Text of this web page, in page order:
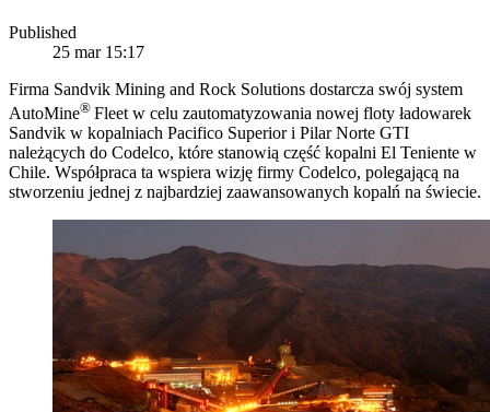
Published
25 mar 15:17
Firma Sandvik Mining and Rock Solutions dostarcza swój system
AutoMine® Fleet w celu zautomatyzowania nowej floty ładowarek
Sandvik w kopalniach Pacifico Superior i Pilar Norte GTI
należących do Codelco, które stanowią część kopalni El Teniente w
Chile. Współpraca ta wspiera wizję firmy Codelco, polegającą na
stworzeniu jednej z najbardziej zaawansowanych kopalń na świecie.